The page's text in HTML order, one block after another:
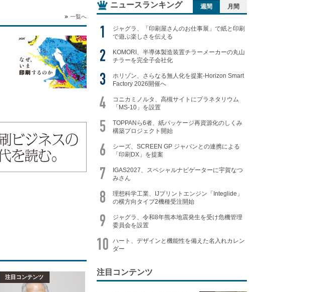
一覧へ
注目コンテンツ
ニュースランキング 週間 月間
ジャグラ、「印刷屋さんのお仕事展」で紙と印刷
で遊ぶ楽しさを伝える
KOMORI、半導体製造装置チラーメーカーの丸山
チラーを完全子会社化
ホリゾン、さらなる無人化を提案-Horizon Smart
Factory 2026開催へ
コニカミノルタ、高槻サイトにプラネタリウム
「MS-10」を設置
TOPPANら6者、紙パッケージ再資源化のしくみ
構築プロジェクト開始
シーズ、SCREEN GP ジャパンとの連携による
「印刷DX」を提案
IGAS2027、スペシャルナビゲーターに宇賀なつ
みさん
理想科学工業、IJプリントエンジン「Integlide」
の横方向タイプ2機種受注開始
ジャグラ、令和8年熊本地震発生を受け危機管理
委員会を設置
ハート、デザインと機能性を備えた名入れカレン
ダー
注目コンテンツ